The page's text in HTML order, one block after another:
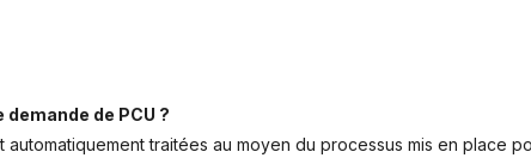
de PCU ?
traitées au moyen du processus mis en place